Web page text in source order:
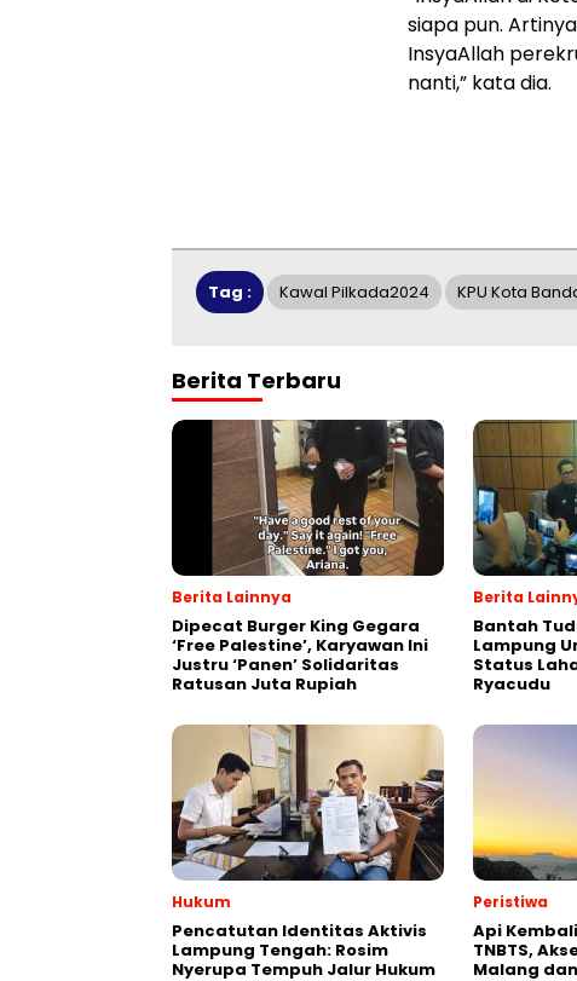
siapa pun.
InsyaAllah
nanti,” kata dia.
Tag : Kawal Pilkada2024 KPU Kota
Berita Terbaru
Berita Lainnya
Dipecat Burger King Gegara
‘Free Palestine’, Karyawan Ini
Justru ‘Panen’ Solidaritas
Ratusan Juta Rupiah
Berita
Bantah
Lampung
Status
Ryacudu
Hukum
Pencatutan Identitas Aktivis
Lampung Tengah: Rosim
Nyerupa Tempuh Jalur Hukum
Peristiwa
Api
TNBTS,
Malang